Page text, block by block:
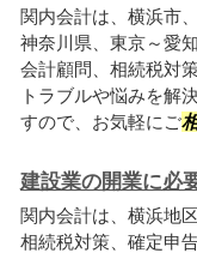
関内会計は、横浜市
神奈川県、東京～愛
会計顧問、相続税対
トラブルや悩みを解
すので、お気軽にご
建設業の開業に必
関内会計は、横浜地
相続税対策、確定申